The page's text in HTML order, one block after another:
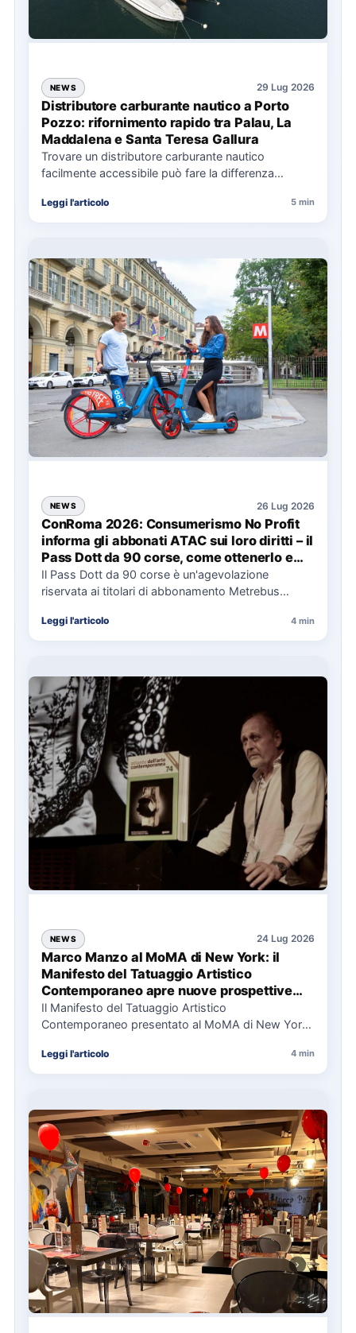
NEWS 29 Lug 2026
Distributore carburante nautico a Porto
Pozzo: rifornimento rapido tra Palau, La
Maddalena e Santa Teresa Gallura
Trovare un distributore carburante nautico
facilmente accessibile può fare la differenza
soprattutto…
Leggi l'articolo 5 min
NEWS 26 Lug 2026
ConRoma 2026: Consumerismo No Profit
informa gli abbonati ATAC sui loro diritti – il
Pass Dott da 90 corse, come ottenerlo e
cosa spetta in caso di disservizi
Il Pass Dott da 90 corse è un'agevolazione
riservata ai titolari di abbonamento Metrebus
Leggi l'articolo 4 min
NEWS 24 Lug 2026
Marco Manzo al MoMA di New York: il
Manifesto del Tatuaggio Artistico
Contemporaneo apre nuove prospettive
per il collezionismo
Il Manifesto del Tatuaggio Artistico
Contemporaneo presentato al MoMA di New York
Leggi l'articolo 4 min